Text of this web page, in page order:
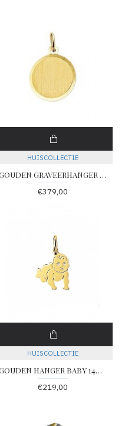
HUISCOLLECTIE
GOUDEN GRAVEERHANGER ROND 16MM - 66539 - 4006187
€379,00
HUISCOLLECTIE
GOUDEN HANGER BABY 14X17MM - 78333 - 4018365
€219,00